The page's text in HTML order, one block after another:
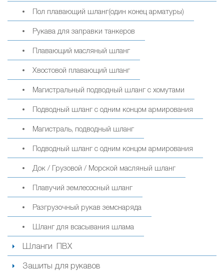
Пол плавающий шланг(один конец арматуры)
Рукава для заправки танкеров
Плавающий масляный шланг
Хвостовой плавающий шланг
Магистральный подводный шланг с хомутами
Подводный шланг с одним концом армирования
Магистраль, подводный шланг
Подводный шланг с одним концом армирования
Док / Грузовой / Морской масляный шланг
Плавучий землесосный шланг
Разгрузочный рукав земснаряда
Шланг для всасывания шлама
Шланги ПВХ
Зашиты для рукавов